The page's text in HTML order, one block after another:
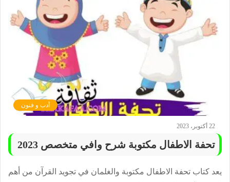
أدب و فنون
22 أكتوبر، 2023
تحفة الاطفال مكتوبة شرح وافي متخصص 2023
يعد كتاب تحفة الاطفال مكتوبة والغلمان في تجويد القرآن من أهم